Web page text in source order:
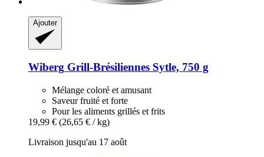
Ajouter
Wiberg Grill-​Brésiliennes Sytle, 750 g
Mélange coloré et amusant
Saveur fruité et forte
Pour les aliments grillés et frits
19,99 € (26,65 € / kg)
Livraison jusqu'au 17 août